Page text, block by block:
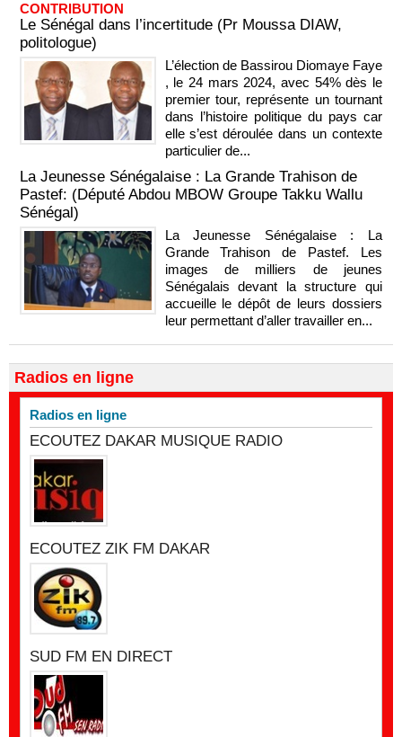
CONTRIBUTION
Le Sénégal dans l’incertitude (Pr Moussa DIAW,
politologue)
L’élection de Bassirou Diomaye Faye
, le 24 mars 2024, avec 54% dès le
premier tour, représente un tournant
dans l’histoire politique du pays car
elle s’est déroulée dans un contexte
particulier de...
La Jeunesse Sénégalaise : La Grande Trahison de
Pastef: (Député Abdou MBOW Groupe Takku Wallu
Sénégal)
La Jeunesse Sénégalaise : La
Grande Trahison de Pastef. Les
images de milliers de jeunes
Sénégalais devant la structure qui
accueille le dépôt de leurs dossiers
leur permettant d’aller travailler en...
Radios en ligne
Radios en ligne
ECOUTEZ DAKAR MUSIQUE RADIO
ECOUTEZ ZIK FM DAKAR
SUD FM EN DIRECT